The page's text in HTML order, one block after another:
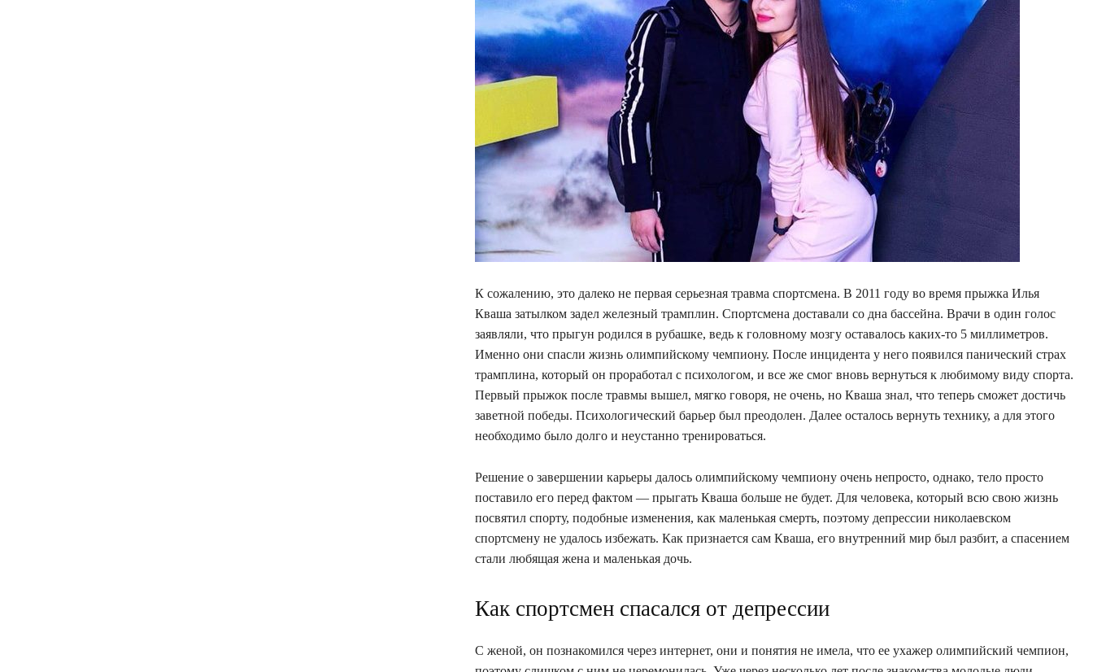
К сожалению, это далеко не первая серьезная травма спортсмена. В 2011 году во время прыжка Илья
Кваша затылком задел железный трамплин. Спортсмена доставали со дна бассейна. Врачи в один голос
заявляли, что прыгун родился в рубашке, ведь к головному мозгу оставалось каких-то 5 миллиметров.
Именно они спасли жизнь олимпийскому чемпиону. После инцидента у него появился панический страх
трамплина, который он проработал с психологом, и все же смог вновь вернуться к любимому виду спорта.
Первый прыжок после травмы вышел, мягко говоря, не очень, но Кваша знал, что теперь сможет достичь
заветной победы. Психологический барьер был преодолен. Далее осталось вернуть технику, а для этого
необходимо было долго и неустанно тренироваться.
Решение о завершении карьеры далось олимпийскому чемпиону очень непросто, однако, тело просто
поставило его перед фактом — прыгать Кваша больше не будет. Для человека, который всю свою жизнь
посвятил спорту, подобные изменения, как маленькая смерть, поэтому депрессии николаевском
спортсмену не удалось избежать. Как признается сам Кваша, его внутренний мир был разбит, а спасением
стали любящая жена и маленькая дочь.
Как спортсмен спасался от депрессии
С женой, он познакомился через интернет, они и понятия не имела, что ее ухажер олимпийский чемпион,